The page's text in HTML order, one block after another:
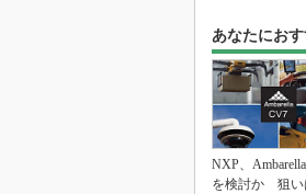
あなたにお
NXP、
を検討か 狙い